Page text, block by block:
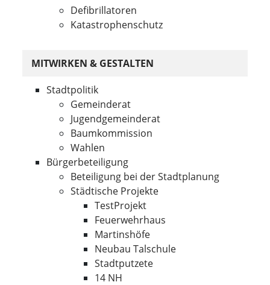
Defibrillatoren
Katastrophenschutz
MITWIRKEN & GESTALTEN
Stadtpolitik
Gemeinderat
Jugendgemeinderat
Baumkommission
Wahlen
Bürgerbeteiligung
Beteiligung bei der Stadtplanung
Städtische Projekte
TestProjekt
Feuerwehrhaus
Martinshöfe
Neubau Talschule
Stadtputzete
14 NH